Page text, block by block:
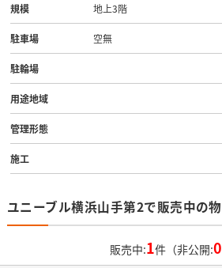
規模 地上3階
駐車場 空無
駐輪場
用途地域
管理形態
施工
ユニーブル横浜山手第2で販売中の
販売中:1件（非公開:0